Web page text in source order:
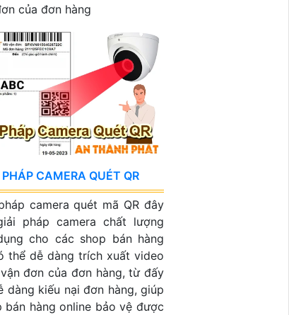
của đơn hàng
CAMERA QUÉT QR
camera quét mã QR đây
pháp camera chất lượng
cho các shop bán hàng
thể dễ dàng trích xuất video
đơn của đơn hàng, từ đấy
dàng kiếu nại đơn hàng, giúp
bán hàng online bảo vệ được